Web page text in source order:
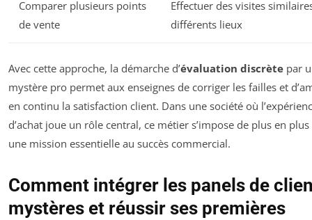
Comparer plusieurs points
de vente
Effectuer des visites
différents lieux
Avec cette approche, la démarche d’évaluation discrète par
mystère pro permet aux enseignes de corriger les failles et
en continu la satisfaction client. Dans une société où
d’achat joue un rôle central, ce métier s’impose de plus en
une mission essentielle au succès commercial.
Comment intégrer les panels de
mystères et réussir ses premières